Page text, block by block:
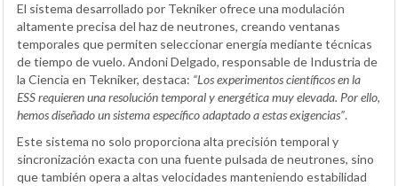
El sistema desarrollado por Tekniker ofrece una modulación
altamente precisa del haz de neutrones, creando ventanas
temporales que permiten seleccionar energía mediante técnicas
de tiempo de vuelo. Andoni Delgado, responsable de Industria de
la Ciencia en Tekniker, destaca: “Los experimentos científicos en la
ESS requieren una resolución temporal y energética muy elevada. Por ello,
hemos diseñado un sistema específico adaptado a estas exigencias”.
Este sistema no solo proporciona alta precisión temporal y
sincronización exacta con una fuente pulsada de neutrones, sino
que también opera a altas velocidades manteniendo estabilidad